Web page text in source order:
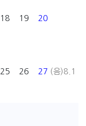
18 19 20
25 26 27 (음)8.1